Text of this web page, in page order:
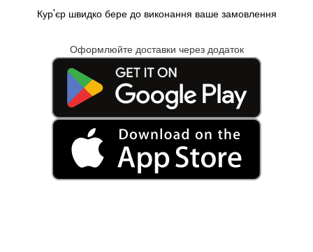
Кур'єр швидко бере до виконання ваше замовлення
Оформлюйте доставки через додаток